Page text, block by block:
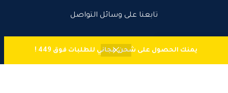
يمنك الحصول على شحن مجاني للطلبات فوق 449 !
نظام الدفع:
تابعنا على وسائل التواصل